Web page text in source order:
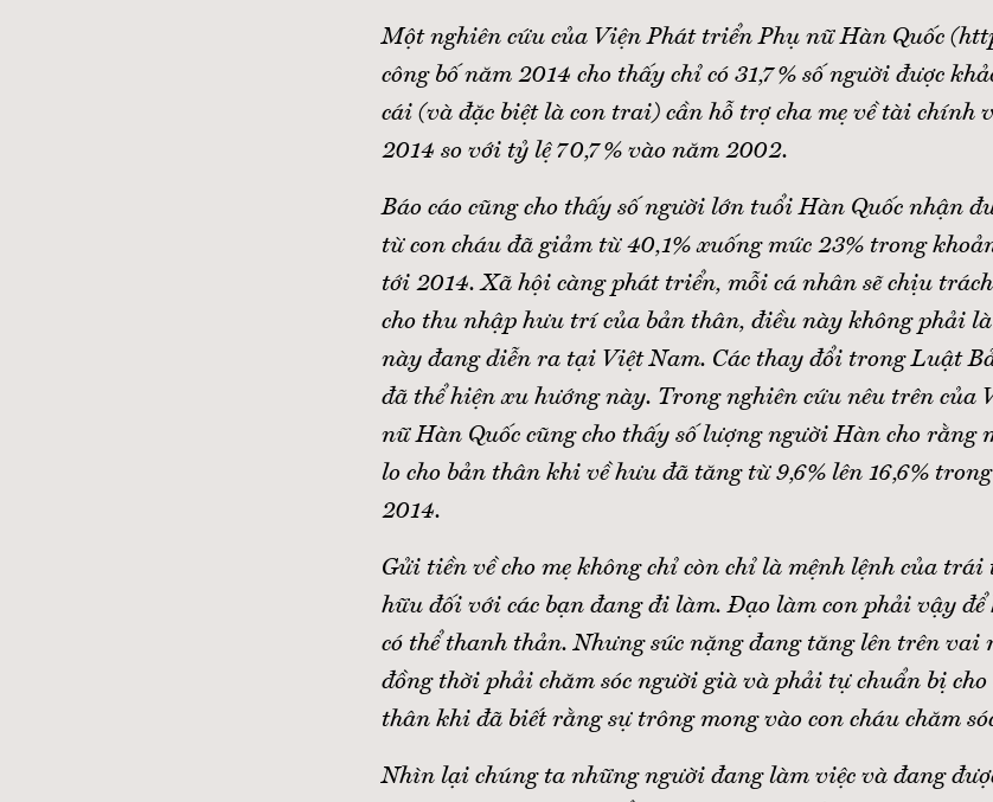
Một nghiên cứu của Viện Phát triển Phụ nữ Hàn Quốc
công bố năm 2014 cho thấy chỉ có 31,7% số người được
cái (và đặc biệt là con trai) cần hỗ trợ cha mẹ về tài chính
2014 so với tỷ lệ 70,7% vào năm 2002.
Báo cáo cũng cho thấy số người lớn tuổi Hàn Quốc nhận
từ con cháu đã giảm từ 40,1% xuống mức 23% trong
tới 2014. Xã hội càng phát triển, mỗi cá nhân sẽ chịu
cho thu nhập hưu trí của bản thân, điều này không phải
này đang diễn ra tại Việt Nam. Các thay đổi trong Luật
đã thể hiện xu hướng này. Trong nghiên cứu nêu trên của
nữ Hàn Quốc cũng cho thấy số lượng người Hàn cho rằng
lo cho bản thân khi về hưu đã tăng từ 9,6% lên 16,6%
2014.
Gửi tiền về cho mẹ không chỉ còn chỉ là mệnh lệnh của trái
hữu đối với các bạn đang đi làm. Đạo làm con phải vậy
có thể thanh thản. Nhưng sức nặng đang tăng lên trên vai
đồng thời phải chăm sóc người già và phải tự chuẩn bị
thân khi đã biết rằng sự trông mong vào con cháu chăm
Nhìn lại chúng ta những người đang làm việc và đang